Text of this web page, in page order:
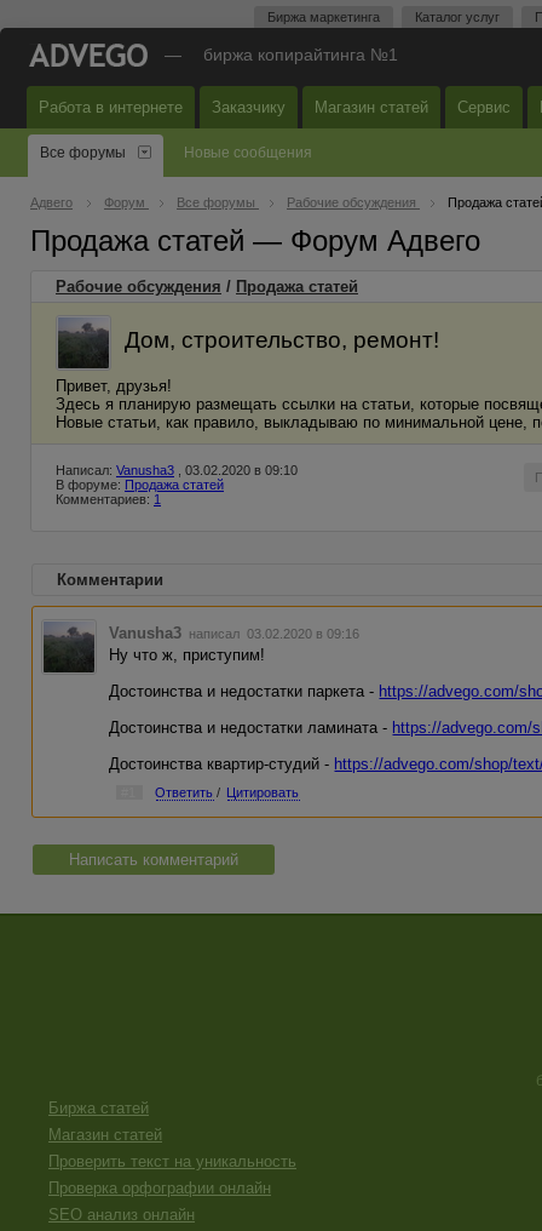
Биржа маркетинга Каталог услуг
— биржа копирайтинга №1
Работа в интернете Заказчику Магазин статей Сервис
Все форумы Новые сообщения
Адвего Форум Все форумы Рабочие обсуждения Продажа
Продажа статей — Форум Адвего
Рабочие обсуждения / Продажа статей
Дом, строительство, ремонт!
Привет, друзья!
Здесь я планирую размещать ссылки на статьи, которые
Новые статьи, как правило, выкладываю по минимальной цене,
Написал: Vanusha3 , 03.02.2020 в 09:10
В форуме: Продажа статей
Комментариев: 1
Комментарии
Vanusha3 написал 03.02.2020 в 09:16
Ну что ж, приступим!
Достоинства и недостатки паркета - https://advego.com/
Достоинства и недостатки ламината - https://advego.com/
Достоинства квартир-студий - https://advego.com/shop/
Ответить / Цитировать
Написать комментарий
Биржа статей
Магазин статей
Проверить текст на уникальность
Проверка орфографии онлайн
SEO анализ онлайн